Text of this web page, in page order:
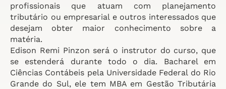
profissionais que atuam com planejamento
tributário ou empresarial e outros interessados que
desejam obter maior conhecimento sobre a
matéria.
Edison Remi Pinzon será o instrutor do curso, que
se estenderá durante todo o dia. Bacharel em
Ciências Contábeis pela Universidade Federal do Rio
Grande do Sul, ele tem MBA em Gestão Tributária